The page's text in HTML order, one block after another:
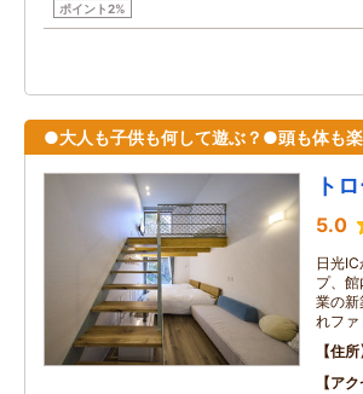
ポイント2%
●大人も子供も何して遊ぶ？●頭も体も
ト
5.0
日光
プ、
業の新
れフ
住所
アク